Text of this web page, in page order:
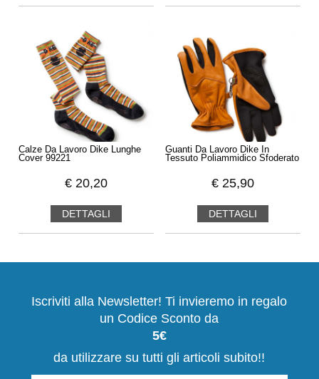
Calze Da Lavoro Dike Lunghe
Cover 99221
€ 20,20
DETTAGLI
Guanti Da Lavoro Dike In
Tessuto Poliammidico Sfoderato
€ 25,90
DETTAGLI
Iscriviti alla Newsletter! Ti invieremo in regalo
un Codice Sconto da
5€
da utilizzare su tutti gli articoli subito!!